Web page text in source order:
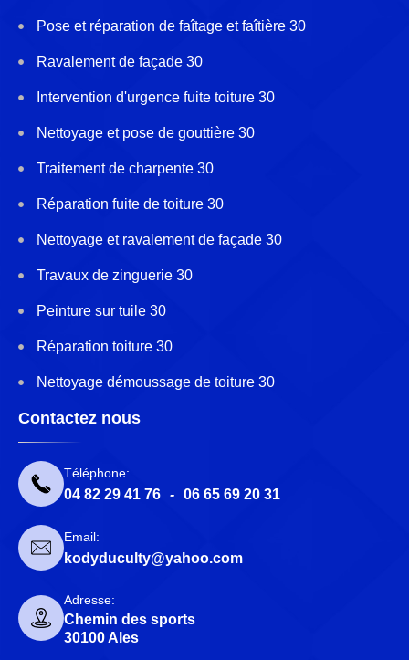
Pose et réparation de faîtage et faîtière 30
Ravalement de façade 30
Intervention d'urgence fuite toiture 30
Nettoyage et pose de gouttière 30
Traitement de charpente 30
Réparation fuite de toiture 30
Nettoyage et ravalement de façade 30
Travaux de zinguerie 30
Peinture sur tuile 30
Réparation toiture 30
Nettoyage démoussage de toiture 30
Contactez nous
Téléphone:
04 82 29 41 76 - 06 65 69 20 31
Email:
kodyduculty@yahoo.com
Adresse:
Chemin des sports
30100 Ales